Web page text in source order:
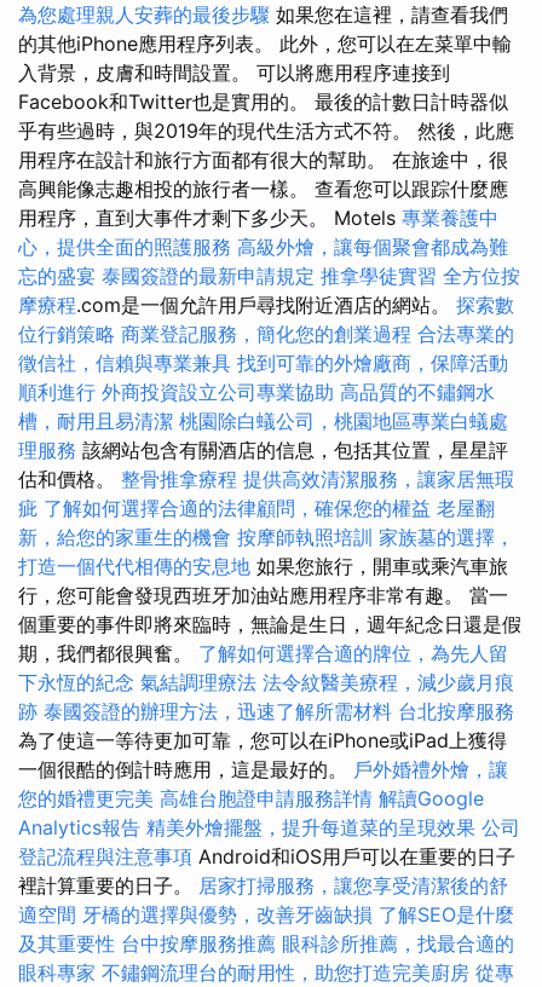
為您處理親人安葬的最後步驟 如果您在這裡，請查看我們
的其他iPhone應用程序列表。 此外，您可以在左菜單中輸
入背景，皮膚和時間設置。 可以將應用程序連接到
Facebook和Twitter也是實用的。 最後的計數日計時器似
乎有些過時，與2019年的現代生活方式不符。 然後，此應
用程序在設計和旅行方面都有很大的幫助。 在旅途中，很
高興能像志趣相投的旅行者一樣。 查看您可以跟踪什麼應
用程序，直到大事件才剩下多少天。 Motels 專業養護中
心，提供全面的照護服務 高級外燴，讓每個聚會都成為難
忘的盛宴 泰國簽證的最新申請規定 推拿學徒實習 全方位按
摩療程.com是一個允許用戶尋找附近酒店的網站。 探索數
位行銷策略 商業登記服務，簡化您的創業過程 合法專業的
徵信社，信賴與專業兼具 找到可靠的外燴廠商，保障活動
順利進行 外商投資設立公司專業協助 高品質的不鏽鋼水
槽，耐用且易清潔 桃園除白蟻公司，桃園地區專業白蟻處
理服務 該網站包含有關酒店的信息，包括其位置，星星評
估和價格。 整骨推拿療程 提供高效清潔服務，讓家居無瑕
疵 了解如何選擇合適的法律顧問，確保您的權益 老屋翻
新，給您的家重生的機會 按摩師執照培訓 家族墓的選擇，
打造一個代代相傳的安息地 如果您旅行，開車或乘汽車旅
行，您可能會發現西班牙加油站應用程序非常有趣。 當一
個重要的事件即將來臨時，無論是生日，週年紀念日還是假
期，我們都很興奮。 了解如何選擇合適的牌位，為先人留
下永恆的紀念 氣結調理療法 法令紋醫美療程，減少歲月痕
跡 泰國簽證的辦理方法，迅速了解所需材料 台北按摩服務
為了使這一等待更加可靠，您可以在iPhone或iPad上獲得
一個很酷的倒計時應用，這是最好的。 戶外婚禮外燴，讓
您的婚禮更完美 高雄台胞證申請服務詳情 解讀Google
Analytics報告 精美外燴擺盤，提升每道菜的呈現效果 公司
登記流程與注意事項 Android和iOS用戶可以在重要的日子
裡計算重要的日子。 居家打掃服務，讓您享受清潔後的舒
適空間 牙橋的選擇與優勢，改善牙齒缺損 了解SEO是什麼
及其重要性 台中按摩服務推薦 眼科診所推薦，找最合適的
眼科專家 不鏽鋼流理台的耐用性，助您打造完美廚房 從專